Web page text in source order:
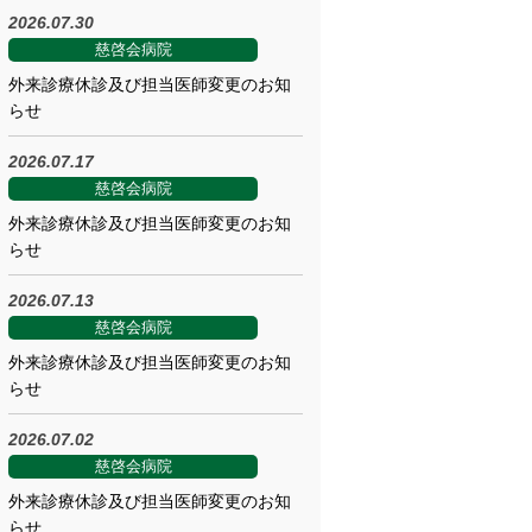
2026.07.30
慈啓会病院
外来診療休診及び担当医師変更のお知
らせ
2026.07.17
慈啓会病院
外来診療休診及び担当医師変更のお知
らせ
2026.07.13
慈啓会病院
外来診療休診及び担当医師変更のお知
らせ
2026.07.02
慈啓会病院
外来診療休診及び担当医師変更のお知
らせ